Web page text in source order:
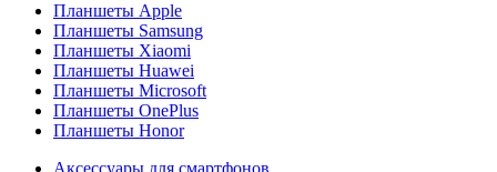
Планшеты Apple
Планшеты Samsung
Планшеты Xiaomi
Планшеты Huawei
Планшеты Microsoft
Планшеты OnePlus
Планшеты Honor
Аксессуары для смартфонов